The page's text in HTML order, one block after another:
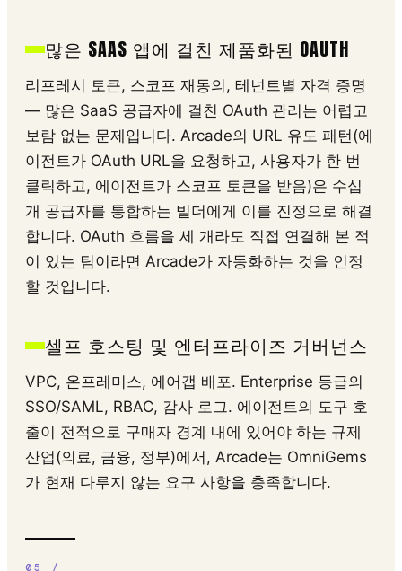
많은 SAAS 앱에 걸친 제품화된 OAUTH
리프레시 토큰, 스코프 재동의, 테넌트별 자격 증명
— 많은 SaaS 공급자에 걸친 OAuth 관리는 어렵고
보람 없는 문제입니다. Arcade의 URL 유도 패턴(에
이전트가 OAuth URL을 요청하고, 사용자가 한 번
클릭하고, 에이전트가 스코프 토큰을 받음)은 수십
개 공급자를 통합하는 빌더에게 이를 진정으로 해결
합니다. OAuth 흐름을 세 개라도 직접 연결해 본 적
이 있는 팀이라면 Arcade가 자동화하는 것을 인정
할 것입니다.
셀프 호스팅 및 엔터프라이즈 거버넌스
VPC, 온프레미스, 에어갭 배포. Enterprise 등급의
SSO/SAML, RBAC, 감사 로그. 에이전트의 도구 호
출이 전적으로 구매자 경계 내에 있어야 하는 규제
산업(의료, 금융, 정부)에서, Arcade는 OmniGems
가 현재 다루지 않는 요구 사항을 충족합니다.